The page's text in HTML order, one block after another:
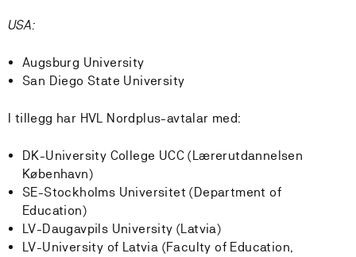
USA:
Augsburg University
San Diego State University
I tillegg har HVL Nordplus-avtalar med:
DK-University College UCC (Lærerutdannelsen
København)
SE-Stockholms Universitet (Department of
Education)
LV-Daugavpils University (Latvia)
LV-University of Latvia (Faculty of Education,